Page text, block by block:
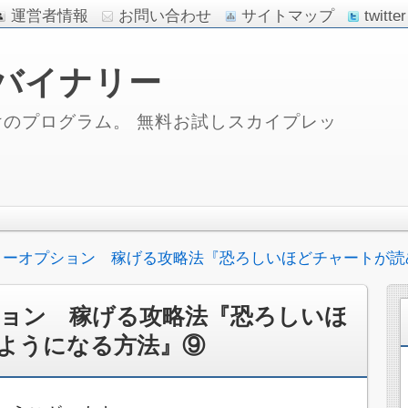
運営者情報 お問い合わせ サイトマップ twitter
イナリー
プログラム。 無料お試しスカイプレッ
ーオプション 稼げる攻略法『恐ろしいほどチャートが
ン 稼げる攻略法『恐ろしいほ
うになる方法』⑨